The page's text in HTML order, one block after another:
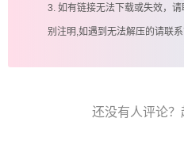
3. 如有链接无法下载或失效，
别注明,如遇到无法解压的请联系